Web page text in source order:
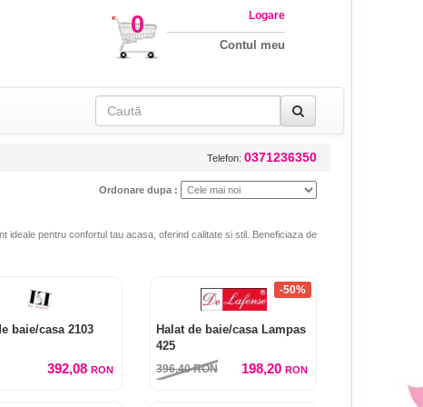
0 Logare
Contul meu
Telefon: 0371236350
Ordonare dupa :
ideale pentru confortul tau acasa, oferind calitate si stil. Beneficiaza de
baie/casa 2103
392,08RON
-50%
Halat de baie/casa Lampas
425
396,40RON 198,20 RON